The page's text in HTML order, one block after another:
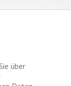
über